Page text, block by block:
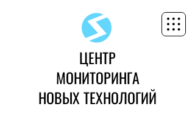
ЦЕНТР
МОНИТОРИНГА
НОВЫХ ТЕХНОЛОГИЙ